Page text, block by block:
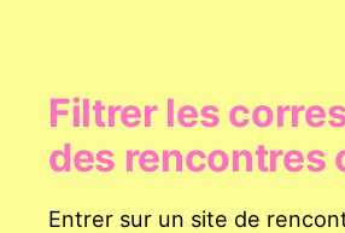
Filtrer les
des rencontres
Entrer sur un site de